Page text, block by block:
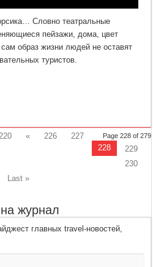
представляет
и
Французскую
Ривьеру
Словно театральные
пейзажи, дома, цвет
образ жизни людей не оставят
туристов.
Page 228 of 279
« 226
227
228
229
230
Last »
журнал
главных travel-новостей,